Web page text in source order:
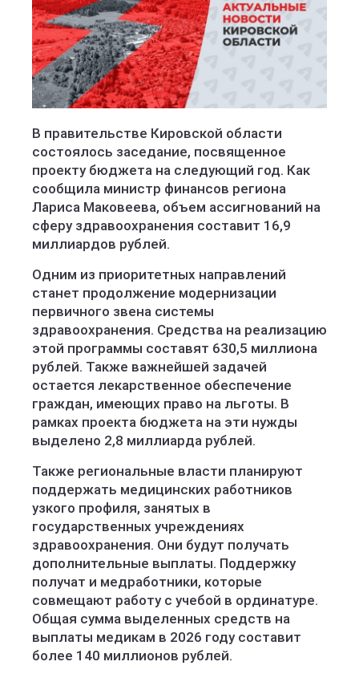
В правительстве Кировской области
состоялось заседание, посвященное
проекту бюджета на следующий год. Как
сообщила министр финансов региона
Лариса Маковеева, объем ассигнований на
сферу здравоохранения составит 16,9
миллиардов рублей.
Одним из приоритетных направлений
станет продолжение модернизации
первичного звена системы
здравоохранения. Средства на реализацию
этой программы составят 630,5 миллиона
рублей. Также важнейшей задачей
остается лекарственное обеспечение
граждан, имеющих право на льготы. В
рамках проекта бюджета на эти нужды
выделено 2,8 миллиарда рублей.
Также региональные власти планируют
поддержать медицинских работников
узкого профиля, занятых в
государственных учреждениях
здравоохранения. Они будут получать
дополнительные выплаты. Поддержку
получат и медработники, которые
совмещают работу с учебой в ординатуре.
Общая сумма выделенных средств на
выплаты медикам в 2026 году составит
более 140 миллионов рублей.